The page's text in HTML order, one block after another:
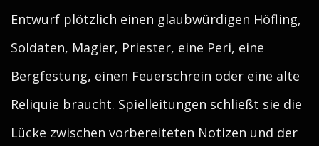
Entwurf plötzlich einen glaubwürdigen Höfling,
Soldaten, Magier, Priester, eine Peri, eine
Bergfestung, einen Feuerschrein oder eine alte
Reliquie braucht. Spielleitungen schließt sie die
Lücke zwischen vorbereiteten Notizen und der